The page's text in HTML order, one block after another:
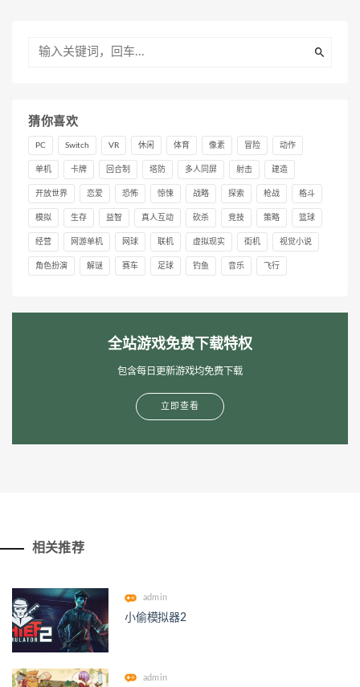
猜你喜欢
PC Switch VR 休闲 体育 像素 冒险 动作
单机 卡牌 回合制 塔防 多人同屏 射击 建造
开放世界 恋爱 恐怖 惊悚 战略 探索 枪战 格斗
模拟 生存 益智 真人互动 砍杀 竞技 策略 篮球
经营 网游单机 网球 联机 虚拟现实 街机 视觉小说
角色扮演 解谜 赛车 足球 钓鱼 音乐 飞行
全站游戏免费下载特权
包含每日更新游戏均免费下载
立即查看
相关推荐
admin
小偷模拟器2
admin